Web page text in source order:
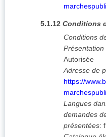
5.1.12 Conditions
Conditions
Autorisée
Adresse de
https://
Langues
demandes
présentées: